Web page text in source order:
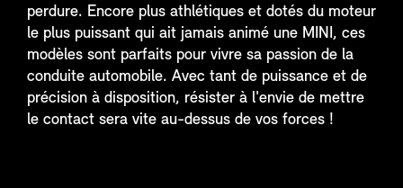
perdure. Encore plus athlétiques et dotés du moteur
le plus puissant qui ait jamais animé une MINI, ces
modèles sont parfaits pour vivre sa passion de la
conduite automobile. Avec tant de puissance et de
précision à disposition, résister à l'envie de mettre
le contact sera vite au-dessus de vos forces !